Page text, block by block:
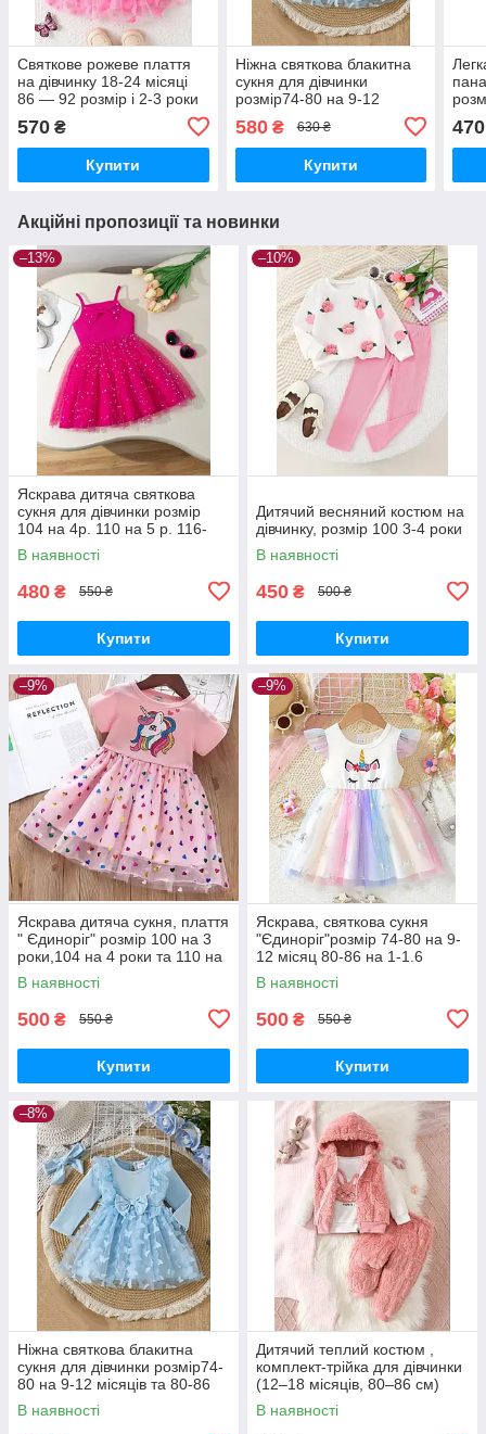
Святкове рожеве плаття
на дівчинку 18-24 місяці
86 — 92 розмір і 2-3 роки
570 ₴
Купити
Ніжна святкова блакитна
сукня для дівчинки
розмір74-80 на 9-12
місяців та 80-86 на 12-18
місяців
580₴ 630 ₴
Купити
470
Акційні пропозиції та новинки
–13%
Яскрава дитяча святкова
сукня для дівчинки розмір
104 на 4р. 110 на 5 р. 116-
122 на 6-7р.
В наявності
480 ₴ 550 ₴
Купити
–10%
Дитячий весняний костюм на
дівчинку, розмір 100 3-4 роки
В наявності
450 ₴ 500 ₴
Купити
–9%
Яскрава дитяча сукня, плаття
" Єдиноріг" розмір 100 на 3
роки,104 на 4 роки та 110 на
5 років
В наявності
500 ₴ 550 ₴
Купити
–9%
Яскрава, святкова сукня
"Єдиноріг"розмір 74-80 на 9-
12 місяц 80-86 на 1-1.6
років,розмір 86-92 на 1.6-2
роки та 92-98 на 2-3 роки
В наявності
500 ₴ 550 ₴
Купити
–8%
Ніжна святкова блакитна
сукня для дівчинки розмір74-
80 на 9-12 місяців та 80-86
на 12-18 місяців
В наявності
Дитячий теплий костюм ,
комплект-трійка для дівчинки
(12–18 місяців, 80–86 см)
В наявності